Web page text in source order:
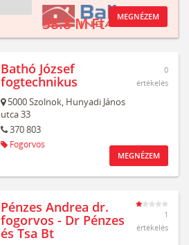
38.8 M Ft MEGNÉZEM
Bathó József
fogtechnikus
5000Szolnok, Hunyadi János
utca 33
370 803
Fogorvos
0
értékelés
MEGNÉZEM
Pénzes Andrea dr.
fogorvos - Dr Pénzes
és Tsa Bt
1
értékelés